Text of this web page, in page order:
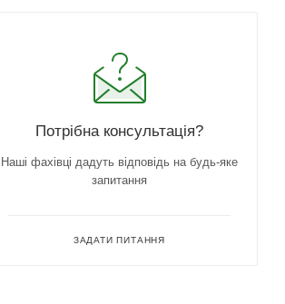
Потрібна консультація?
Наші фахівці дадуть відповідь на будь-яке
запитання
ЗАДАТИ ПИТАННЯ